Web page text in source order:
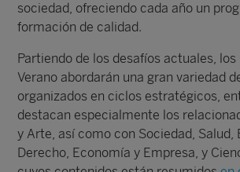
sociedad, ofreciendo cada año un
formación de calidad.
Partiendo de los desafíos actuales, los
Verano abordarán una gran variedad
organizados en ciclos estratégicos,
destacan especialmente los
y Arte, así como con Sociedad, Salud,
Derecho, Economía y Empresa,y